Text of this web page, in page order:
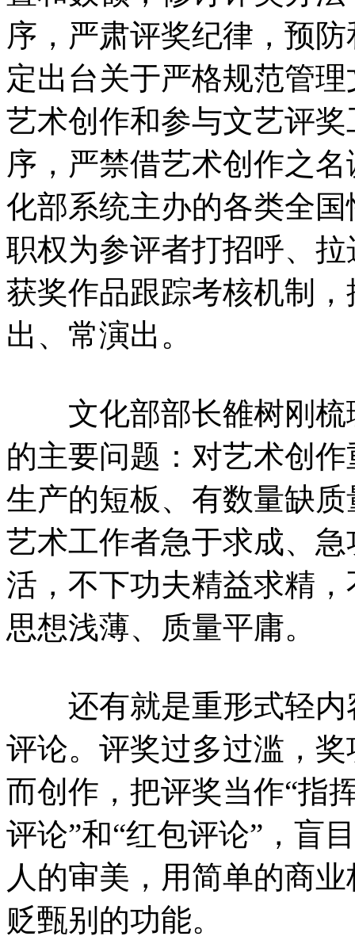
序，严肃评奖纪律，预
定出台关于严格规范管
艺术创作和参与文艺评
序，严禁借艺术创作之
化部系统主办的各类全
职权为参评者打招呼、
获奖作品跟踪考核机制
出、常演出。
文化部部长雒树刚梳
的主要问题：对艺术创
生产的短板、有数量缺质
艺术工作者急于求成、
活，不下功夫精益求精
思想浅薄、质量平庸。
还有就是重形式轻内
评论。评奖过多过滥，
而创作，把评奖当作“指
评论”和“红包评论”，盲
人的审美，用简单的商
贬甄别的功能。